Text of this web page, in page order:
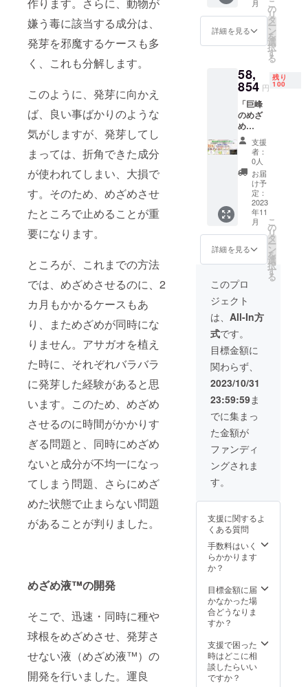
作ります。さらに、動物が
嫌う毒に該当する成分は、
発芽を邪魔するケースも多
く、これも分解します。
このように、発芽に向かえ
ば、良い事ばかりのような
気がしますが、発芽してし
まっては、折角できた成分
が使われてしまい、大損で
す。そのため、めざめさせ
たところで止めることが重
要になります。
ところが、これまでの方法
では、めざめさせるのに、2
カ月もかかるケースもあ
り、まためざめが同時にな
りません。アサガオを植え
た時に、それぞれバラバラ
に発芽した経験があると思
います。このため、めざめ
させるのに時間がかかりす
ぎる問題と、同時にめざめ
ないと成分が不均一になっ
てしまう問題、さらにめざ
めた状態で止まらない問題
があることが判りました。
めざめ液™の開発
そこで、迅速・同時に種や
球根をめざめさせ、発芽さ
せない液（めざめ液™）の
開発を行いました。運良
准教
任）が
ご相談
ます。
１
０％OF
F！
相談－
食の処
方箋の
メール
にて日
程を確
定の
上、オ
ンライ
ンでの
ご相談
になり
ます。
現在の
ご支援
者の状
況をお
教え願
い、何
を食べ
か、何
ない方
が良い
のか、
代表取
締役の
小名
（九州
大学
農学研
究院
准教
授 兼
任）が
ご相談
させて
１
０％OF
F！
箱＋
「フレ
ンチ
ガー
リック
め
Premiu
m」×１
箱＋
IonaFre
eサンプ
ル×１枚
サービ
０％OF
月
詳細を見る
こ
の
リ
タ
ー
ン
を
選
択
す
る
58,
854 円
残り
100
「巨峰
のめざ
め
Premiu
m」×１
箱＋
「生姜
のめざ
Premiu
m」×１
箱＋
「フレ
ンチ
ガー
リック
のめざ
め
Premiu
m」×１
箱＋
「食の
処方
箋」×３
０分＋
IonaFre
eサンプ
ル×１枚
サービ
ス 食の
相談－
食の処
方箋の
セッ
メール
程を確
定の
上、オ
ンライ
ンでの
になり
ます。
現在の
ご支援
況をお
教え願
い、何
を食べ
支援
者：
0人
お届
け予
定：
2023
年11
月
詳細を見る
こ
の
リ
タ
ー
ン
を
選
択
す
る
このプロ
ジェクト
は、 All-In方
式です。
目標金額に
関わらず、
2023/10/31
23:59:59ま
でに集まっ
た金額が
ファンディ
ングされま
す。
支援に関するよ
くある質問
手数料はいく
らかかります
か？
目標金額に届
かなかった場
合どうなりま
すか？
支援で困った
時はどこに相
談したらいい
ですか？